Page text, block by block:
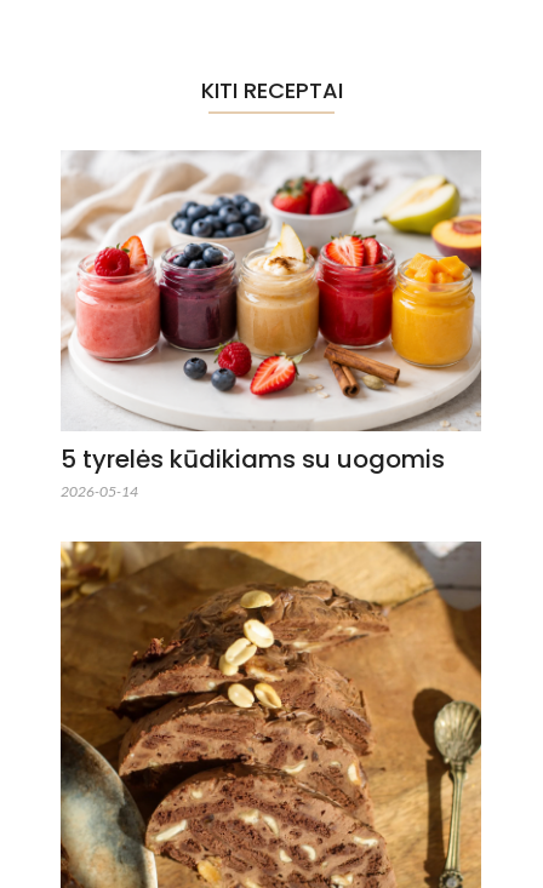
KITI RECEPTAI
5 tyrelės kūdikiams su uogomis
2026-05-14